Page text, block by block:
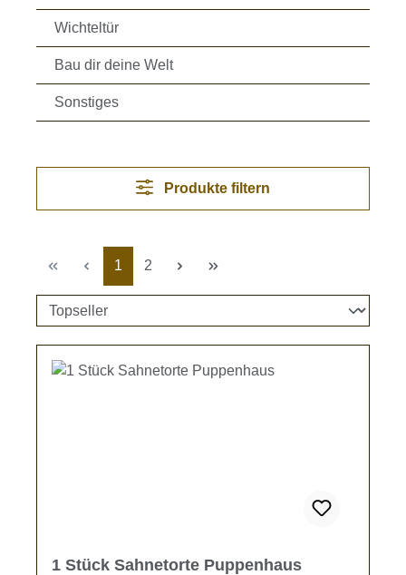
Wichteltür
Bau dir deine Welt
Sonstiges
Produkte filtern
Seite
1 Seite
2
1 Stück Sahnetorte Puppenhaus